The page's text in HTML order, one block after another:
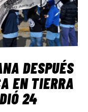
DESPUÉS
EN TIERRA
24